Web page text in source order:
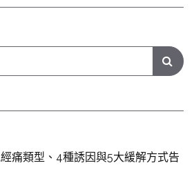
痛類型、4種誘因與5大緩解方式告